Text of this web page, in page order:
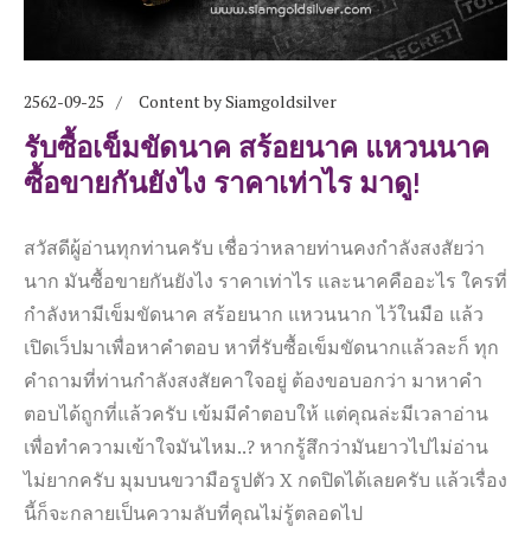
2562-09-25 Content by Siamgoldsilver
รับซื้อเข็มขัดนาค สร้อยนาค แหวนนาค
ซื้อขายกันยังไง ราคาเท่าไร มาดู!
สวัสดีผู้อ่านทุกท่านครับ เชื่อว่าหลายท่านคงกำลังสงสัยว่า
นาก มันซื้อขายกันยังไง ราคาเท่าไร และนาคคืออะไร ใครที่
กำลังหามีเข็มขัดนาค สร้อยนาก แหวนนาก ไว้ในมือ แล้ว
เปิดเว็ปมาเพื่อหาคำตอบ หาที่รับซื้อเข็มขัดนากแล้วละก็ ทุก
คำถามที่ท่านกำลังสงสัยคาใจอยู่ ต้องขอบอกว่า มาหาคำ
ตอบได้ถูกที่แล้วครับ เข้มมีคำตอบให้ แต่คุณล่ะมีเวลาอ่าน
เพื่อทำความเข้าใจมันไหม..? หากรู้สึกว่ามันยาวไปไม่อ่าน
ไม่ยากครับ มุมบนขวามือรูปตัว X กดปิดได้เลยครับ แล้วเรื่อง
นี้ก็จะกลายเป็นความลับที่คุณไม่รู้ตลอดไป